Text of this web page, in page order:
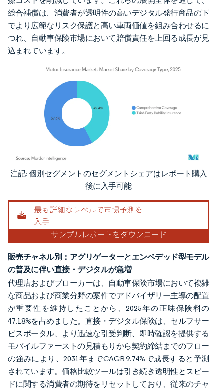
総合補償は、消費者が透明性の高いデジタル発行商品の下
でより広範なリスク保護と高い車両価値を組み合わせるに
つれ、自動車保険市場において賠償責任を上回る成長が見
込まれています。
画像 © Mordor Intelligence。再利用にはCC BY 4.0の表示が必要です。
注記: 個別セグメントのセグメントシェアはレポート購入
後に入手可能
販売チャネル別：アグリゲーターとエンベデッド型モデル
の普及に伴い直接・デジタルが急増
代理店およびブローカーは、自動車保険市場において複雑
な商品および商業分野の案件でアドバイザリー主導の配置
が重要性を維持したことから、2025年の正味保険料の
47.18%を占めました。直接・デジタル保険は、セルフサー
ビスポータル、より迅速な引受判断、即時確認を提供する
モバイルファーストの見積もりから契約締結までのフロー
の強みにより、2031年までCAGR 9.74%で成長すると予測
されています。価格比較ツールは引き続き透明性とスピー
ドに関する消費者の期待をリセットしており、従来のチャ